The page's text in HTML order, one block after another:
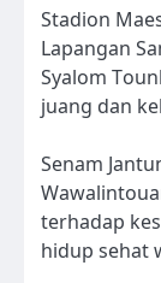
Stadion
Lapangan
Syalom
juang dan
Senam
terhadap
hidup sehat